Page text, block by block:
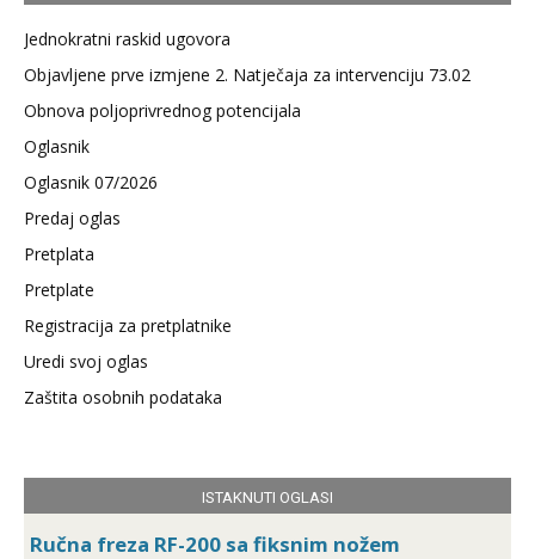
Jednokratni raskid ugovora
Objavljene prve izmjene 2. Natječaja za intervenciju 73.02
Obnova poljoprivrednog potencijala
Oglasnik
Oglasnik 07/2026
Predaj oglas
Pretplata
Pretplate
Registracija za pretplatnike
Uredi svoj oglas
Zaštita osobnih podataka
ISTAKNUTI OGLASI
Ručna freza RF-200 sa fiksnim nožem